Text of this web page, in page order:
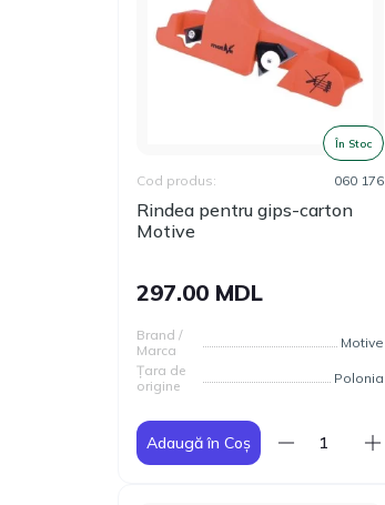
În Stoc
Rindea pentru gips-carton
Motive
Cod produs: 060 176
297.00 MDL
Brand /
Marca
Motive
Țara de
origine
Polonia
Adaugă în Coș